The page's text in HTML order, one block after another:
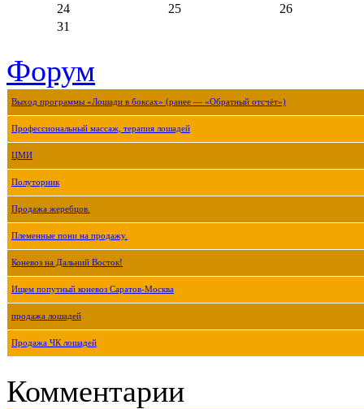
24
25
26
31
Форум
Выход программы «Лошади в боксах» (ранее — «Обратный отсчёт»)
Профессиональный массаж, терапия лошадей
ЦМИ
Полуторник
Продажа жеребцов.
Племенные пони на продажу.
Коневоз на Дальний Восток!
Ищем попутный коневоз Саратов-Москва
продажа лошадей
Продажа ЧК лошадей
Комментарии